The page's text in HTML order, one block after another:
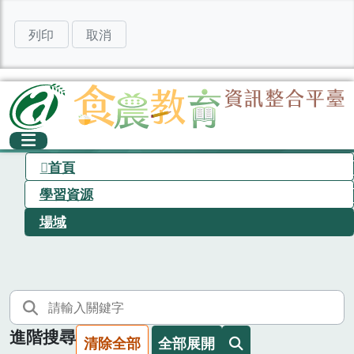
列印 取消
首頁
學習資源
場域
進階搜尋 清除全部 全部展開